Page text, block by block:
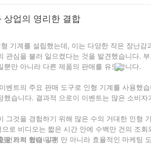
상업의 영리한 결합
기계를 설립했는데, 이는 다양한 작은 장난
관심을 불러 일으켰다는 것을 발견했습니다.
만 아니라 다른 제품의 판매를 유도합니다.
벤트의 주요 판매 도구로 인형 기계를 사용했
습니다. 결과적 으로이 이벤트는 많은 소비
그것을 경험하기 위해 많은 수의 거대한 인형
로 비디오는 짧은 시간 안에 수백만 건의 조
을 가져 왔습니다.
먼트의 형태 일뿐 만 아니라 효율적인 마케팅